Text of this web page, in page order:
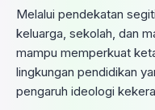
Melalui pendekatan
keluarga, sekolah, dan
mampu memperkuat
lingkungan pendidikan
pengaruh ideologi